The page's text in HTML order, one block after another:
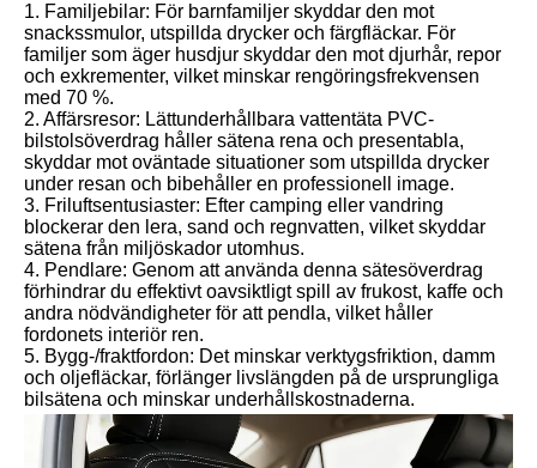
1. Familjebilar: För barnfamiljer skyddar den mot
snackssmulor, utspillda drycker och färgfläckar. För
familjer som äger husdjur skyddar den mot djurhår, repor
och exkrementer, vilket minskar rengöringsfrekvensen
med 70 %.
2. Affärsresor: Lättunderhållbara vattentäta PVC-
bilstolsöverdrag håller sätena rena och presentabla,
skyddar mot oväntade situationer som utspillda drycker
under resan och bibehåller en professionell image.
3. Friluftsentusiaster: Efter camping eller vandring
blockerar den lera, sand och regnvatten, vilket skyddar
sätena från miljöskador utomhus.
4. Pendlare: Genom att använda denna sätesöverdrag
förhindrar du effektivt oavsiktligt spill av frukost, kaffe och
andra nödvändigheter för att pendla, vilket håller
fordonets interiör ren.
5. Bygg-/fraktfordon: Det minskar verktygsfriktion, damm
och oljefläckar, förlänger livslängden på de ursprungliga
bilsätena och minskar underhållskostnaderna.